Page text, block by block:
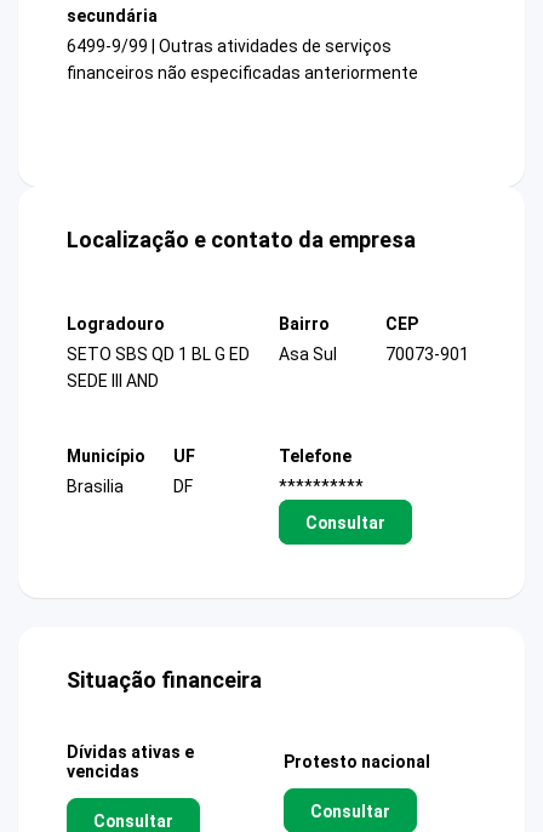
secundária
6499-9/99 | Outras atividades de serviços
financeiros não especificadas anteriormente
Localização e contato da empresa
Logradouro
SETO SBS QD 1 BL G ED
SEDE III AND
Bairro
Asa Sul
CEP
70073-901
Município
Brasilia
UF
DF
Telefone
**********
Consultar
Situação financeira
Dívidas ativas e
vencidas
Consultar
Protesto nacional
Consultar